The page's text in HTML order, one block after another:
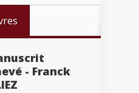
- Franck